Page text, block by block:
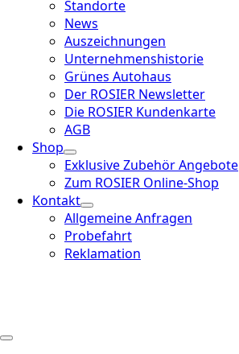
Standorte
News
Auszeichnungen
Unternehmenshistorie
Grünes Autohaus
Der ROSIER Newsletter
Die ROSIER Kundenkarte
AGB
Shop
Exklusive Zubehör Angebote
Zum ROSIER Online-Shop
Kontakt
Allgemeine Anfragen
Probefahrt
Reklamation